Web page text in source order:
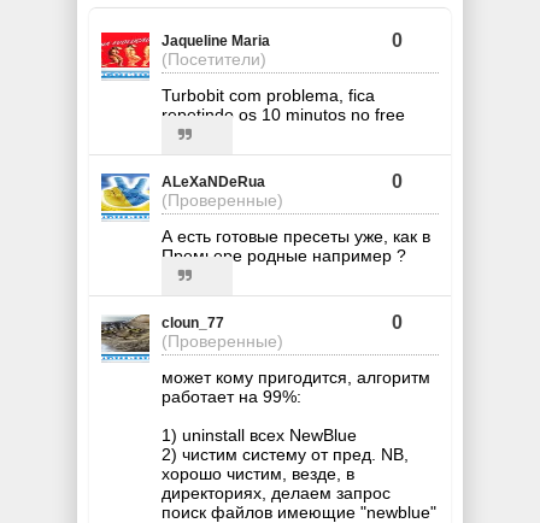
Jaqueline Maria
(Посетители)
0
Turbobit com problema, fica
repetindo os 10 minutos no free
ALeXaNDeRua
(Проверенные)
0
А есть готовые пресеты уже, как в
Премьере родные например ?
cloun_77
(Проверенные)
0
может кому пригодится, алгоритм
работает на 99%:
1) uninstall всех NewBlue
2) чистим систему от пред. NB,
хорошо чистим, везде, в
директориях, делаем запрос
поиск файлов имеющие "newblue"